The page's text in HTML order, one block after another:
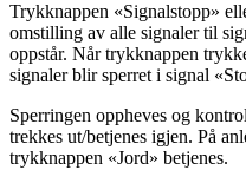
Trykknappen «Signalstopp»
omstilling av alle signaler til
oppstår. Når trykknappen
signaler blir sperret i signal
Sperringen oppheves og
trekkes ut/betjenes igjen. På
trykknappen «Jord» betjenes.